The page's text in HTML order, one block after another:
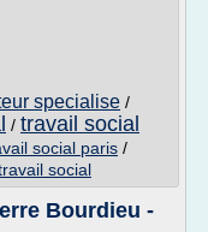
specialise /
/ travail social
social paris /
social
Bourdieu -